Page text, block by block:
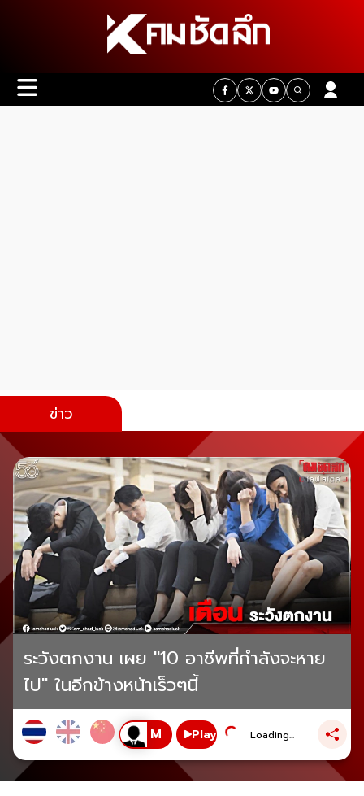
ข่าว
ระวังตกงาน เผย "10 อาชีพที่กำลังจะหาย
ไป" ในอีกข้างหน้าเร็วๆนี้
Play Loading...